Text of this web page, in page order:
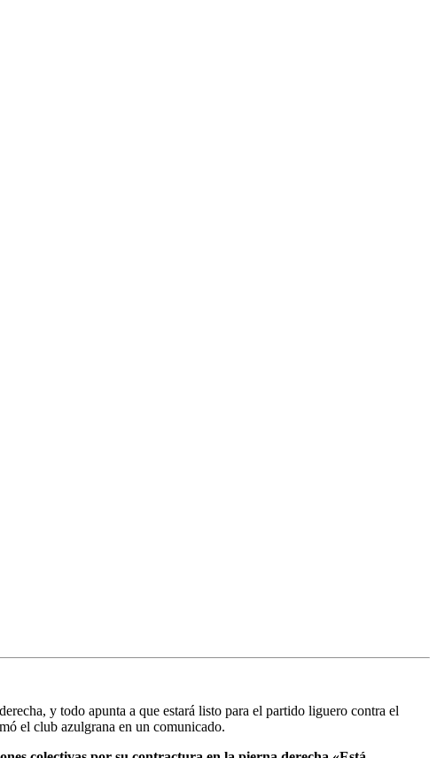
y todo apunta a que estará listo para el partido liguero contra el
el club azulgrana en un comunicado.